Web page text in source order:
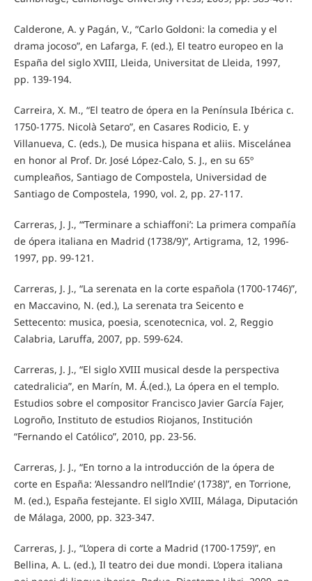
Calderone, A. y Pagán, V., “Carlo Goldoni: la comedia y el
drama jocoso”, en Lafarga, F. (ed.), El teatro europeo en la
España del siglo XVIII, Lleida, Universitat de Lleida, 1997,
pp. 139-194.
Carreira, X. M., “El teatro de ópera en la Península Ibérica c.
1750-1775. Nicolà Setaro”, en Casares Rodicio, E. y
Villanueva, C. (eds.), De musica hispana et aliis. Miscelánea
en honor al Prof. Dr. José López-Calo, S. J., en su 65º
cumpleaños, Santiago de Compostela, Universidad de
Santiago de Compostela, 1990, vol. 2, pp. 27-117.
Carreras, J. J., “‘Terminare a schiaffoni’: La primera compañía
de ópera italiana en Madrid (1738/9)”, Artigrama, 12, 1996-
1997, pp. 99-121.
Carreras, J. J., “La serenata en la corte española (1700-1746)”,
en Maccavino, N. (ed.), La serenata tra Seicento e
Settecento: musica, poesia, scenotecnica, vol. 2, Reggio
Calabria, Laruffa, 2007, pp. 599-624.
Carreras, J. J., “El siglo XVIII musical desde la perspectiva
catedralicia”, en Marín, M. Á.(ed.), La ópera en el templo.
Estudios sobre el compositor Francisco Javier García Fajer,
Logroño, Instituto de estudios Riojanos, Institución
“Fernando el Católico”, 2010, pp. 23-56.
Carreras, J. J., “En torno a la introducción de la ópera de
corte en España: ‘Alessandro nell’Indie’ (1738)”, en Torrione,
M. (ed.), España festejante. El siglo XVIII, Málaga, Diputación
de Málaga, 2000, pp. 323-347.
Carreras, J. J., “L’opera di corte a Madrid (1700-1759)”, en
Bellina, A. L. (ed.), Il teatro dei due mondi. L’opera italiana